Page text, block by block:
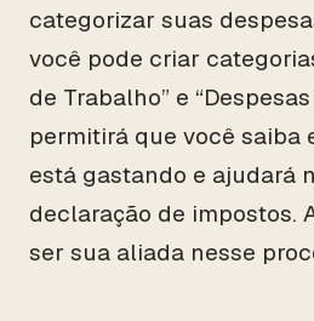
categorizar suas
você pode criar
de Trabalho” e
permitirá que você saiba
está gastando e ajudará
declaração de impostos.
ser sua aliada nesse